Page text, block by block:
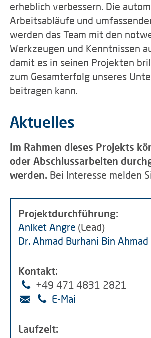
erheblich verbessern. Die
Arbeitsabläufe und
werden das Team mit den
Werkzeugen und Kenntnissen
damit es in seinen Projekten
zum Gesamterfolg unseres
beitragen kann.
Aktuelles
Im Rahmen dieses Projekts
oder Abschlussarbeiten
werden. Bei Interesse melden
Projektdurchführung:
Aniket Angre (Lead)
Dr. Ahmad Burhani Bin Ahmad
Kontakt:
+49 471 4831 2821
E-Mai
Laufzeit: